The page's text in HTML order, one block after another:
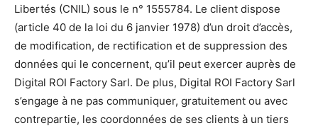
Libertés (CNIL) sous le n° 1555784. Le client dispose
(article 40 de la loi du 6 janvier 1978) d’un droit d’accès,
de modification, de rectification et de suppression des
données qui le concernent, qu’il peut exercer auprès de
Digital ROI Factory Sarl. De plus, Digital ROI Factory Sarl
s’engage à ne pas communiquer, gratuitement ou avec
contrepartie, les coordonnées de ses clients à un tiers